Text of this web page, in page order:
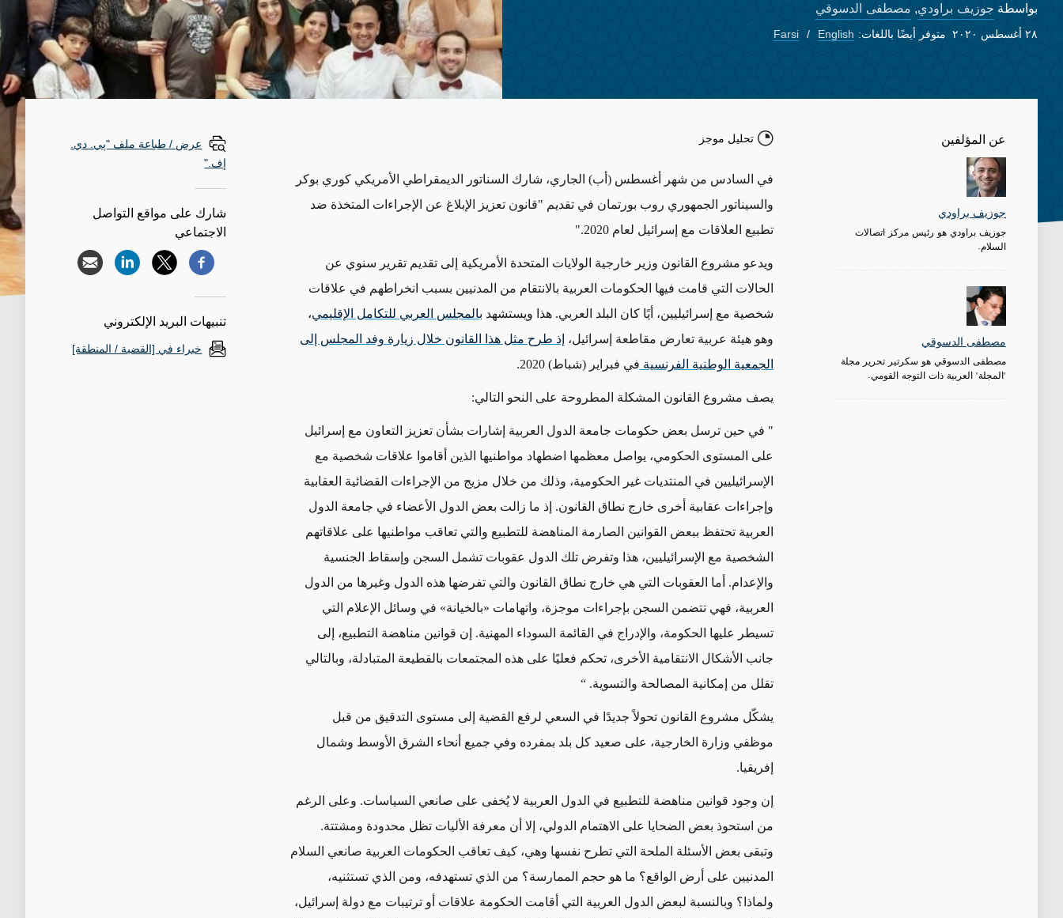
بواسطة جوزيف براودي, مصطفى الدسوقي
٢٨ أغسطس ٢٠٢٠ متوفر أيضًا باللغات: English
Farsi
عن المؤلفين
جوزيف براودي
جوزيف براودي هو رئيس مركز اتصالات
السلام.
مصطفى الدسوقي
مصطفى الدسوقي هو سكرتير تحرير مجلة
"المجلة" العربية ذات التوجه القومي.
تحليل موجز
في السادس من شهر أغسطس (أب) الجاري، شارك السناتور الديمقراطي الأمريكي كوري بوكر
والسيناتور الجمهوري روب بورتمان في تقديم "قانون تعزيز الإبلاغ عن الإجراءات المتخذة ضد
تطبيع العلاقات مع إسرائيل لعام 2020."
ويدعو مشروع القانون وزير خارجية الولايات المتحدة الأمريكية إلى تقديم تقرير سنوي عن
الحالات التي قامت فيها الحكومات العربية بالانتقام من المدنيين بسبب انخراطهم في علاقات
شخصية مع إسرائيليين، أيًا كان البلد العربي. هذا ويستشهد بالمجلس العربي للتكامل الإقليمي،
وهو هيئة عربية تعارض مقاطعة إسرائيل، إذ طرح مثل هذا القانون خلال زيارة وفد المجلس إلى
الجمعية الوطنية الفرنسية في فبراير (شباط) 2020.
يصف مشروع القانون المشكلة المطروحة على النحو التالي:
" في حين ترسل بعض حكومات جامعة الدول العربية إشارات بشأن تعزيز التعاون مع إسرائيل
على المستوى الحكومي، يواصل معظمها اضطهاد مواطنيها الذين أقاموا علاقات شخصية مع
الإسرائيليين في المنتديات غير الحكومية، وذلك من خلال مزيج من الإجراءات القضائية العقابية
وإجراءات عقابية أخرى خارج نطاق القانون. إذ ما زالت بعض الدول الأعضاء في جامعة الدول
العربية تحتفظ ببعض القوانين الصارمة المناهضة للتطبيع والتي تعاقب مواطنيها على علاقاتهم
الشخصية مع الإسرائيليين، هذا وتفرض تلك الدول عقوبات تشمل السجن وإسقاط الجنسية
والإعدام. أما العقوبات التي هي خارج نطاق القانون والتي تفرضها هذه الدول وغيرها من الدول
العربية، فهي تتضمن السجن بإجراءات موجزة، واتهامات «بالخيانة» في وسائل الإعلام التي
تسيطر عليها الحكومة، والإدراج في القائمة السوداء المهنية. إن قوانين مناهضة التطبيع، إلى
جانب الأشكال الانتقامية الأخرى، تحكم فعليًا على هذه المجتمعات بالقطيعة المتبادلة، وبالتالي
تقلل من إمكانية المصالحة والتسوية. “
يشكّل مشروع القانون تحولاً جديدًا في السعي لرفع القضية إلى مستوى التدقيق من قبل
موظفي وزارة الخارجية، على صعيد كل بلد بمفرده وفي جميع أنحاء الشرق الأوسط وشمال
إفريقيا.
إن وجود قوانين مناهضة للتطبيع في الدول العربية لا يُخفى على صانعي السياسات. وعلى الرغم
من استحوذ بعض الضحايا على الاهتمام الدولي، إلا أن معرفة الأليات تظل محدودة ومشتتة.
وتبقى بعض الأسئلة الملحة التي تطرح نفسها وهي، كيف تعاقب الحكومات العربية صانعي السلام
المدنيين على أرض الواقع؟ ما هو حجم الممارسة؟ من الذي تستهدفه، ومن الذي تستثنيه،
ولماذا؟ وبالنسبة لبعض الدول العربية التي أقامت الحكومة علاقات أو ترتيبات مع دولة إسرائيل،
عرض / طباعة ملف "پي. دي.
إف."
شارك على مواقع التواصل
الاجتماعي
تنبيهات البريد الإلكتروني
خبراء في [القضية / المنطقة]